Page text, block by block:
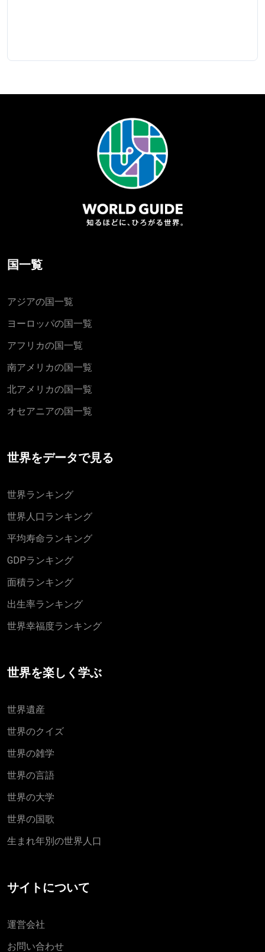
国一覧
アジアの国一覧
ヨーロッパの国一覧
アフリカの国一覧
南アメリカの国一覧
北アメリカの国一覧
オセアニアの国一覧
世界をデータで見る
世界ランキング
世界人口ランキング
平均寿命ランキング
GDPランキング
面積ランキング
出生率ランキング
世界幸福度ランキング
世界を楽しく学ぶ
世界遺産
世界のクイズ
世界の雑学
世界の言語
世界の大学
世界の国歌
生まれ年別の世界人口
サイトについて
運営会社
お問い合わせ